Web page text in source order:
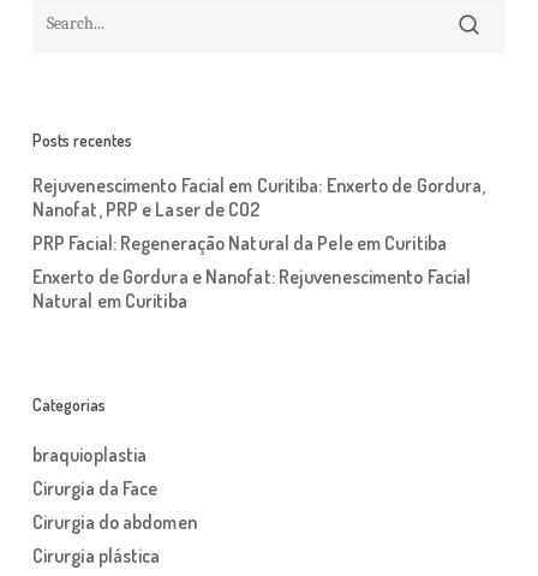
Posts recentes
Rejuvenescimento Facial em Curitiba: Enxerto de Gordura,
Nanofat, PRP e Laser de CO2
PRP Facial: Regeneração Natural da Pele em Curitiba
Enxerto de Gordura e Nanofat: Rejuvenescimento Facial
Natural em Curitiba
Categorias
braquioplastia
Cirurgia da Face
Cirurgia do abdomen
Cirurgia plástica